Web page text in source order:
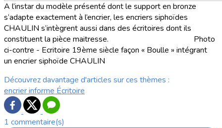
A l’instar du modèle présenté dont le support en bronze
s’adapte exactement à l’encrier, les encriers siphoïdes
CHAULIN s’intègrent aussi dans des écritoires dont ils
constituent la pièce maitresse. Photo
ci-contre - Ecritoire 19ème siècle façon « Boulle » intégrant
un encrier siphoïde CHAULIN
Découvrez davantage d'articles sur ces thèmes :
encrierinforme Écritoire
1 commentaire(s)